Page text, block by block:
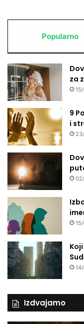
Popularno
za
9
i
Izdvajamo